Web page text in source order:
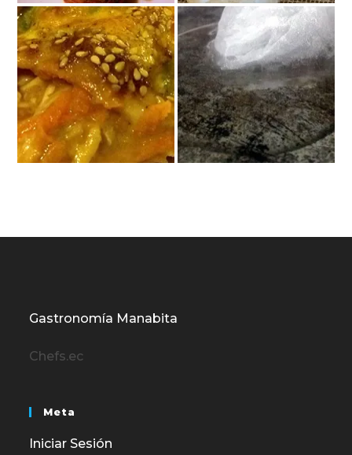
Gastronomía Manabita
Chefs.ec
Meta
Iniciar Sesión